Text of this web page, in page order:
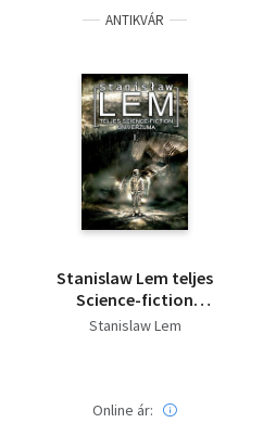
ANTIKVÁR
Stanislaw Lem teljes
Science-fiction
Univerzuma I.
Stanislaw Lem
Online ár: